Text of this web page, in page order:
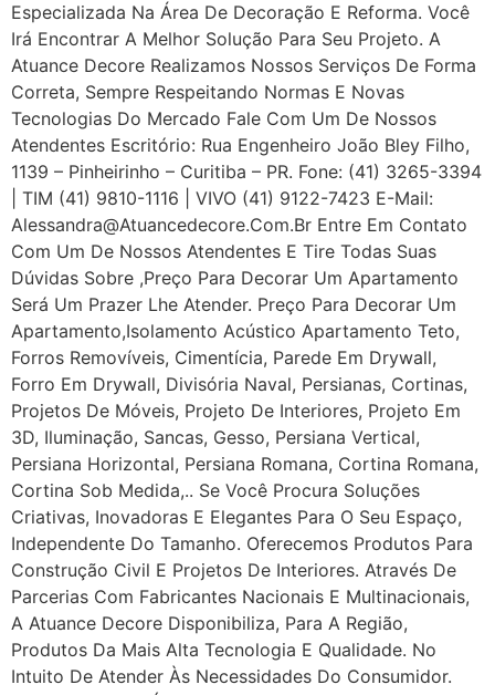
Especializada Na Área De Decoração E Reforma. Você
Irá Encontrar A Melhor Solução Para Seu Projeto. A
Atuance Decore Realizamos Nossos Serviços De Forma
Correta, Sempre Respeitando Normas E Novas
Tecnologias Do Mercado Fale Com Um De Nossos
Atendentes Escritório: Rua Engenheiro João Bley Filho,
1139 – Pinheirinho – Curitiba – PR. Fone: (41) 3265-3394
| TIM (41) 9810-1116 | VIVO (41) 9122-7423 E-Mail:
Alessandra@atuancedecore.com.br Entre Em Contato
Com Um De Nossos Atendentes E Tire Todas Suas
Dúvidas Sobre ,Preço Para Decorar Um Apartamento
Será Um Prazer Lhe Atender. Preço Para Decorar Um
Apartamento,Isolamento Acústico Apartamento Teto,
Forros Removíveis, Cimentícia, Parede Em Drywall,
Forro Em Drywall, Divisória Naval, Persianas, Cortinas,
Projetos De Móveis, Projeto De Interiores, Projeto Em
3D, Iluminação, Sancas, Gesso, Persiana Vertical,
Persiana Horizontal, Persiana Romana, Cortina Romana,
Cortina Sob Medida,.. Se Você Procura Soluções
Criativas, Inovadoras E Elegantes Para O Seu Espaço,
Independente Do Tamanho. Oferecemos Produtos Para
Construção Civil E Projetos De Interiores. Através De
Parcerias Com Fabricantes Nacionais E Multinacionais,
A Atuance Decore Disponibiliza, Para A Região,
Produtos Da Mais Alta Tecnologia E Qualidade. No
Intuito De Atender Às Necessidades Do Consumidor.